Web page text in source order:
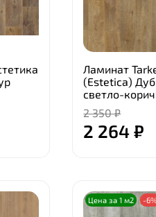
Ламинат
(Estetica)
светло-
2 350 ₽
2 264 ₽
Цена за 1 м2 -